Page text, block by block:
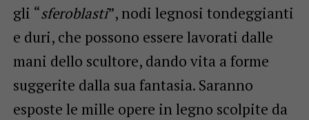
gli “sferoblasti”, nodi legnosi tondeggianti
e duri, che possono essere lavorati dalle
mani dello scultore, dando vita a forme
suggerite dalla sua fantasia. Saranno
esposte le mille opere in legno scolpite da